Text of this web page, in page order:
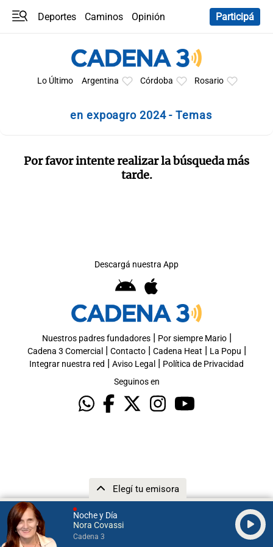
Noche y Día
Nora Covassi
Cadena 3
Elegí tu emisora
Deportes Caminos
Opinión
Participá
Lo Último Argentina Córdoba Rosario
en expoagro 2024 - Temas
Por favor intente realizar la búsqueda más
tarde.
Descargá nuestra App
Nuestros padres fundadores| Por siempre Mario|
Cadena 3 Comercial | Contacto| Cadena Heat | La Popu |
Integrar nuestra red | Aviso Legal | Política de Privacidad
Seguinos en